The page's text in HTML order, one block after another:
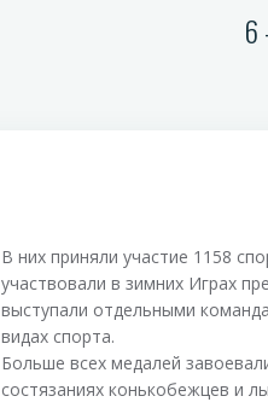
6
В них приняли участие 1158
участвовали в зимних Играх
выступали отдельными
видах спорта.
Больше всех медалей
состязаниях конькобежцев и